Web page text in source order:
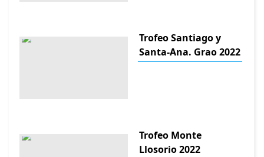
Trofeo Santiago y
Santa-Ana. Grao 2022
Trofeo Monte
Llosorio 2022